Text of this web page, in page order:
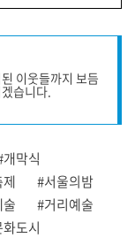
이웃들까지 보듬
습니다.
막식
#서울의밤
#거리예술
도시